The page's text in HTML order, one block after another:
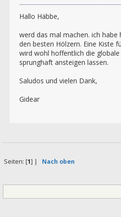
Hallo Häbbe,
werd das mal machen. ich habe
den besten Hölzern. Eine Kiste
wird wohl hoffentlich die
sprunghaft ansteigen lassen.
Saludos und vielen Dank,
Gidear
Seiten: [1] | Nach oben